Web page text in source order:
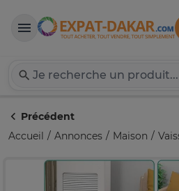
Expat-Dakar
Précédent
Accueil
Annonces Maison